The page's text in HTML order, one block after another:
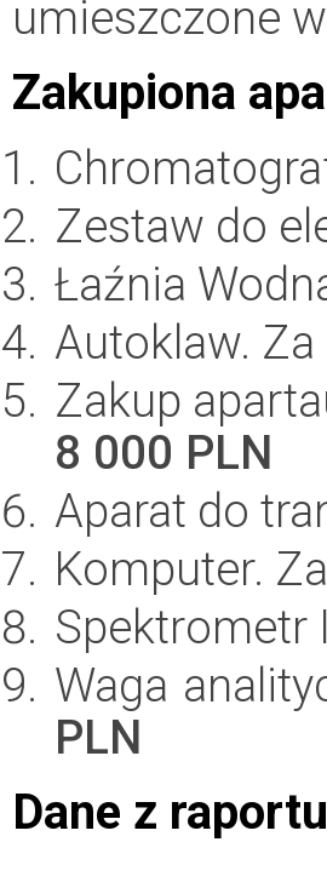
umieszczone
Zakupiona
Zestaw do
Łaźnia
Autoklaw.
Zakup
8 000 PLN
Aparat do
Komputer.
Spektrometr
Waga
PLN
Dane z